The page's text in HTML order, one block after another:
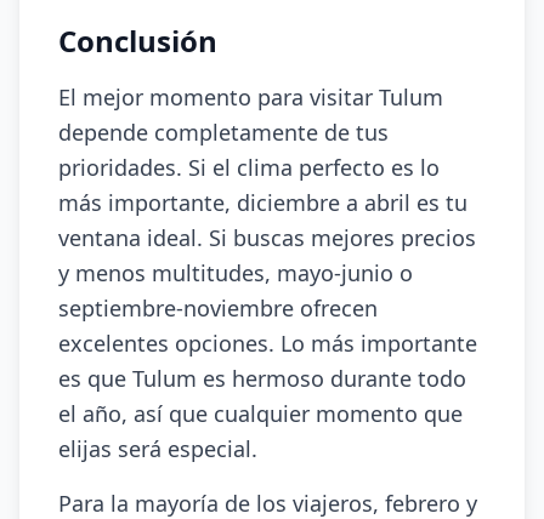
Conclusión
El mejor momento para visitar Tulum
depende completamente de tus
prioridades. Si el clima perfecto es lo
más importante, diciembre a abril es tu
ventana ideal. Si buscas mejores precios
y menos multitudes, mayo-junio o
septiembre-noviembre ofrecen
excelentes opciones. Lo más importante
es que Tulum es hermoso durante todo
el año, así que cualquier momento que
elijas será especial.
Para la mayoría de los viajeros, febrero y